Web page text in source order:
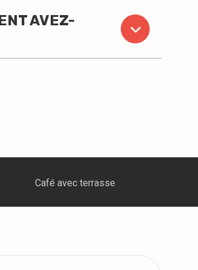
AVEZ-
Événement corporatif escalade